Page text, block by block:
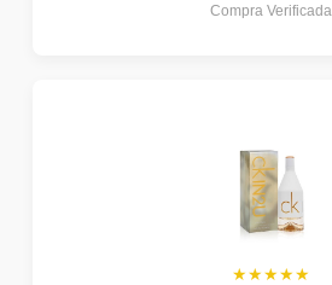
Compra Verificada
★★★★★